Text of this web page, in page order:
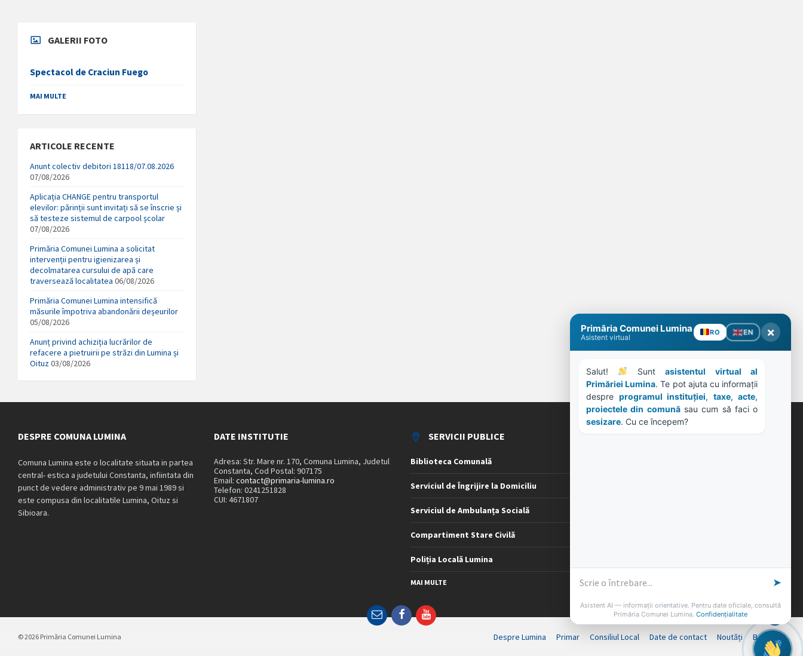
GALERII FOTO
Spectacol de Craciun Fuego
MAI MULTE
ARTICOLE RECENTE
Anunt colectiv debitori 18118/07.08.2026
07/08/2026
Aplicația CHANGE pentru transportul
elevilor: părinții sunt invitați să se înscrie și
să testeze sistemul de carpool școlar
07/08/2026
Primăria Comunei Lumina a solicitat
intervenții pentru igienizarea și
decolmatarea cursului de apă care
traversează localitatea 06/08/2026
Primăria Comunei Lumina intensifică
măsurile împotriva abandonării deșeurilor
05/08/2026
Anunț privind achiziția lucrărilor de
refacere a pietruirii pe străzi din Lumina și
Oituz03/08/2026
DESPRE COMUNA LUMINA
Comuna Lumina este o localitate situata in partea
central- estica a judetului Constanta, infiintata din
punct de vedere administrativ pe 9 mai 1989 si
este compusa din localitatile Lumina, Oituz si
Sibioara.
DATE INSTITUTIE
Adresa: Str. Mare nr. 170, Comuna Lumina, Judetul
Constanta, Cod Postal: 907175
Email:contact@primaria-lumina.ro
Telefon: 0241251828
CUI: 4671807
SERVICII PUBLICE
Biblioteca Comunală
Serviciul de Îngrijire la Domiciliu
Serviciul de Ambulanța Socială
Compartiment Stare Civilă
Poliția Locală Lumina
MAI MULTE
EmailFacebookYouTube
Despre Lumina Primar Consiliul Local Date de contact Noutăți B-AWARE
© 2026 Primăria Comunei Lumina
Primăria Comunei Lumina
Asistent virtual
RO EN ×
Salut! Sunt asistentul virtual al
Primăriei Lumina. Te pot ajuta cu informații
despre programul instituției, taxe, acte
proiectele din comună
sesizare. Cu ce începem?
➤
Asistent AI — informații orientative. Pentru date oficiale, consultă
Primăria Comunei Lumina. Confidențialitate